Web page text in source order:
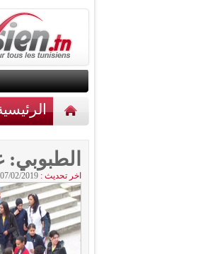
الطبوبي:
اخر تحديث : 07/02/2019